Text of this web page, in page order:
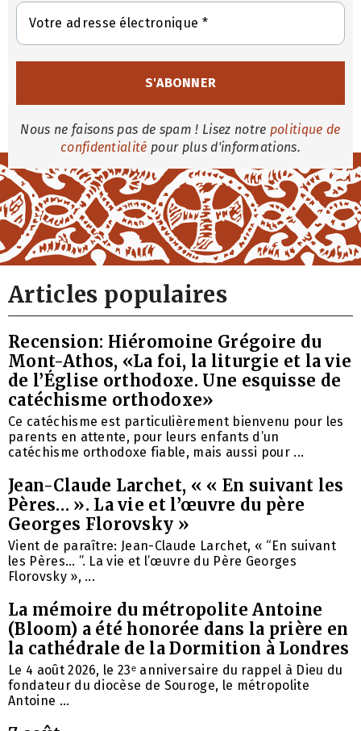
Nous ne faisons pas de spam ! Lisez notre politique de
confidentialité pour plus d'informations.
Articles populaires
Recension: Hiéromoine Grégoire du
Mont-Athos, «La foi, la liturgie et la vie
de l’Église orthodoxe. Une esquisse de
catéchisme orthodoxe»
Ce catéchisme est particulièrement bienvenu pour les
parents en attente, pour leurs enfants d’un
catéchisme orthodoxe fiable, mais aussi pour ...
Jean-Claude Larchet, « « En suivant les
Pères… ». La vie et l’œuvre du père
Georges Florovsky »
Vient de paraître: Jean-Claude Larchet, « “En suivant
les Pères… ”. La vie et l’œuvre du Père Georges
Florovsky », ...
La mémoire du métropolite Antoine
(Bloom) a été honorée dans la prière en
la cathédrale de la Dormition à Londres
Le 4 août 2026, le 23ᵉ anniversaire du rappel à Dieu du
fondateur du diocèse de Souroge, le métropolite
Antoine ...